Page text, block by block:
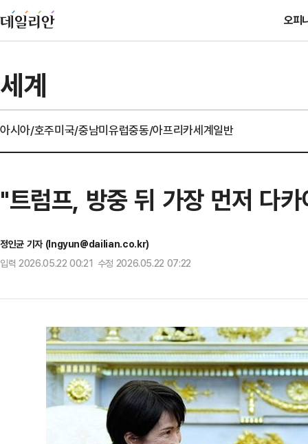
오피
세계
아시아/호주미국/중남미유럽중동/아프리카세계일반
"트럼프, 방중 뒤 가장 먼저 다
정인균 기자 (Ingyun@dailian.co.kr)
입력 2026.05.22 00:21 수정 2026.05.22 07:22